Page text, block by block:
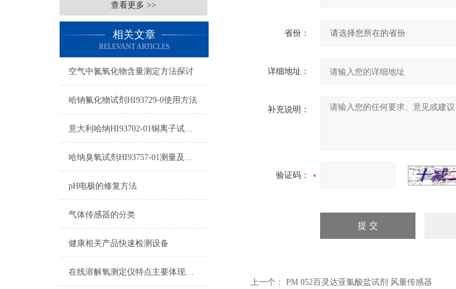
查看更多 >>
相关文章
RELEVANT ARTICLES
空气中氮氧化物含量测定方法探讨
哈钠氟化物试剂HI93729-0使用方法
意大利哈纳HI93702-01铜离子试剂图片及参数
哈纳臭氧试剂HI93757-01测量及注意事项
pH电极的修复方法
气体传感器的分类
健康相关产品快速检测设备
在线溶解氧测定仪特点主要体现在这几个方面
省份：
详细地址：
补充说明：
验证码：
上一个： PM 052百灵达亚氯酸盐试剂 风量传感器